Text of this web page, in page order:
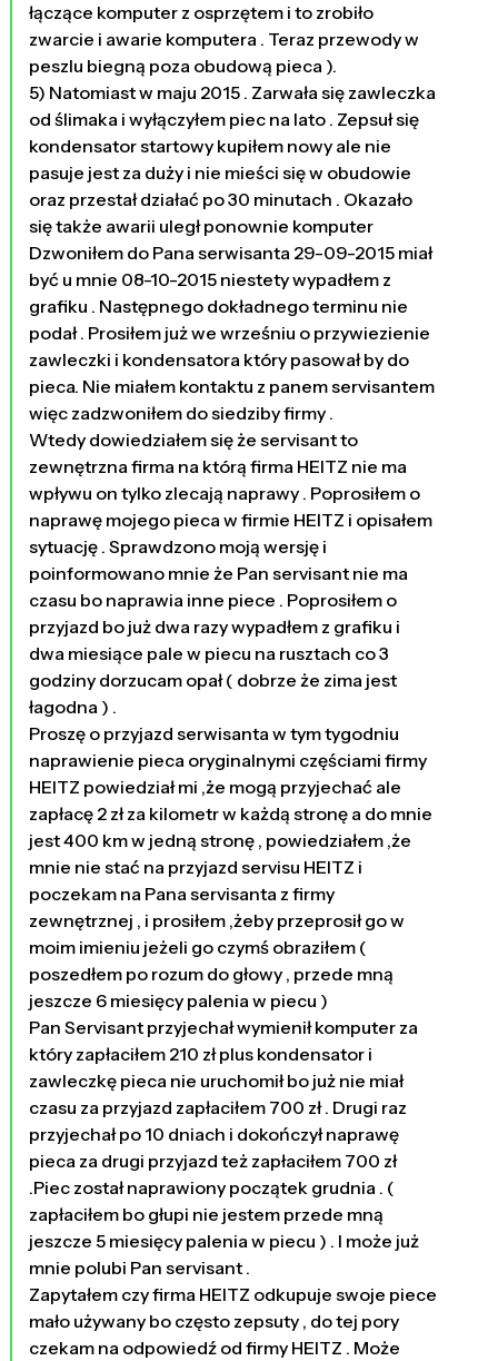
łączące komputer z osprzętem i to zrobiło
zwarcie i awarie komputera . Teraz przewody w
peszlu biegną poza obudową pieca ).
5) Natomiast w maju 2015 . Zarwała się zawleczka
od ślimaka i wyłączyłem piec na lato . Zepsuł się
kondensator startowy kupiłem nowy ale nie
pasuje jest za duży i nie mieści się w obudowie
oraz przestał działać po 30 minutach . Okazało
się także awarii uległ ponownie komputer
Dzwoniłem do Pana serwisanta 29-09-2015 miał
być u mnie 08-10-2015 niestety wypadłem z
grafiku . Następnego dokładnego terminu nie
podał . Prosiłem już we wrześniu o przywiezienie
zawleczki i kondensatora który pasował by do
pieca. Nie miałem kontaktu z panem servisantem
więc zadzwoniłem do siedziby firmy .
Wtedy dowiedziałem się że servisant to
zewnętrzna firma na którą firma HEITZ nie ma
wpływu on tylko zlecają naprawy . Poprosiłem o
naprawę mojego pieca w firmie HEITZ i opisałem
sytuację . Sprawdzono moją wersję i
poinformowano mnie że Pan servisant nie ma
czasu bo naprawia inne piece . Poprosiłem o
przyjazd bo już dwa razy wypadłem z grafiku i
dwa miesiące pale w piecu na rusztach co 3
godziny dorzucam opał ( dobrze że zima jest
łagodna ) .
Proszę o przyjazd serwisanta w tym tygodniu
naprawienie pieca oryginalnymi częściami firmy
HEITZ powiedział mi ,że mogą przyjechać ale
zapłacę 2 zł za kilometr w każdą stronę a do mnie
jest 400 km w jedną stronę , powiedziałem ,że
mnie nie stać na przyjazd servisu HEITZ i
poczekam na Pana servisanta z firmy
zewnętrznej , i prosiłem ,żeby przeprosił go w
moim imieniu jeżeli go czymś obraziłem (
poszedłem po rozum do głowy , przede mną
jeszcze 6 miesięcy palenia w piecu )
Pan Servisant przyjechał wymienił komputer za
który zapłaciłem 210 zł plus kondensator i
zawleczkę pieca nie uruchomił bo już nie miał
czasu za przyjazd zapłaciłem 700 zł . Drugi raz
przyjechał po 10 dniach i dokończył naprawę
pieca za drugi przyjazd też zapłaciłem 700 zł
.Piec został naprawiony początek grudnia . (
zapłaciłem bo głupi nie jestem przede mną
jeszcze 5 miesięcy palenia w piecu ) . I może już
mnie polubi Pan servisant .
Zapytałem czy firma HEITZ odkupuje swoje piece
mało używany bo często zepsuty , do tej pory
czekam na odpowiedź od firmy HEITZ . Może